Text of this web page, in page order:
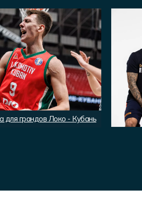
для грандов Локо - Кубань